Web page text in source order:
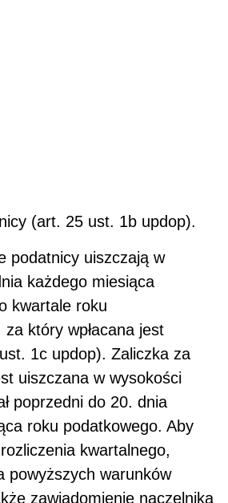
(art. 25 ust. 1b updop).
podatnicy uiszczają w
każdego miesiąca
kwartale roku
który wpłacana jest
1c updop). Zaliczka za
uiszczana w wysokości
poprzedni do 20. dnia
roku podatkowego. Aby
kwartalnego,
powyższych warunków
zawiadomienie naczelnika